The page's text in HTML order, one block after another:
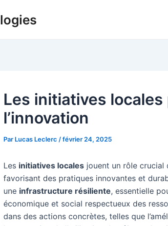
Les initiatives
l’innovation
Par Lucas Leclerc /février 24, 2025
Les initiatives locales jouent un rôle crucial
favorisant des pratiques innovantes et
une infrastructure résiliente, essentielle
économique et social respectueux des
dans des actions concrètes, telles que